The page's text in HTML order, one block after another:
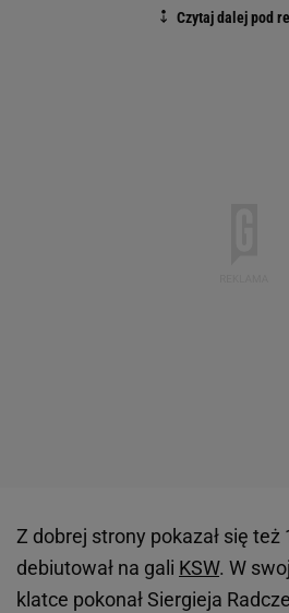
Z dobrej strony pokazał się też
debiutował na gali KSW. W
klatce pokonał Siergieja